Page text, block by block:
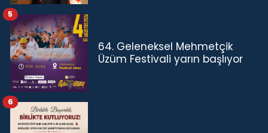
64. Geleneksel Mehmetçik
Üzüm Festivali yarın başlıyor
5
6